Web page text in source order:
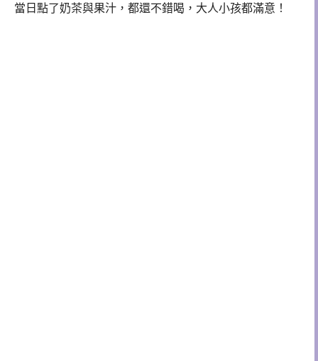
當日點了奶茶與果汁，都還不錯喝，大人小孩都滿意！